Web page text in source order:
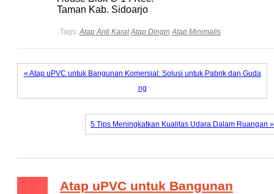
Taman Kab. Sidoarjo
Tags: Atap Anti Karat Atap Dingin Atap Minimalis
« Atap uPVC untuk Bangunan Komersial: Solusi untuk Pabrik dan Guda
ng
5 Tips Meningkatkan Kualitas Udara Dalam Ruangan »
Atap uPVC untuk Bangunan